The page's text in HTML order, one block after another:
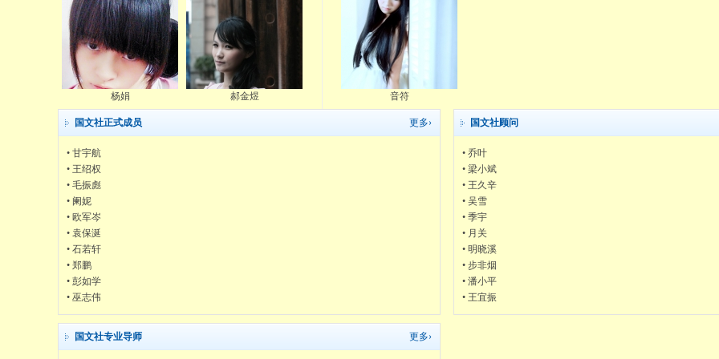
杨娟 郝金煜 音符
更多›
国文社正式成员
• 甘宇航
• 王绍权
• 毛振彪
• 阑妮
• 欧军岑
• 袁保涎
• 石若轩
• 郑鹏
• 彭如学
• 巫志伟
04-06
国文社顾问
• 乔叶
• 梁小斌
• 王久辛
• 吴雪
• 季宇
• 月关
• 明晓溪
• 步非烟
• 潘小平
• 王宜振
更多›
国文社专业导师